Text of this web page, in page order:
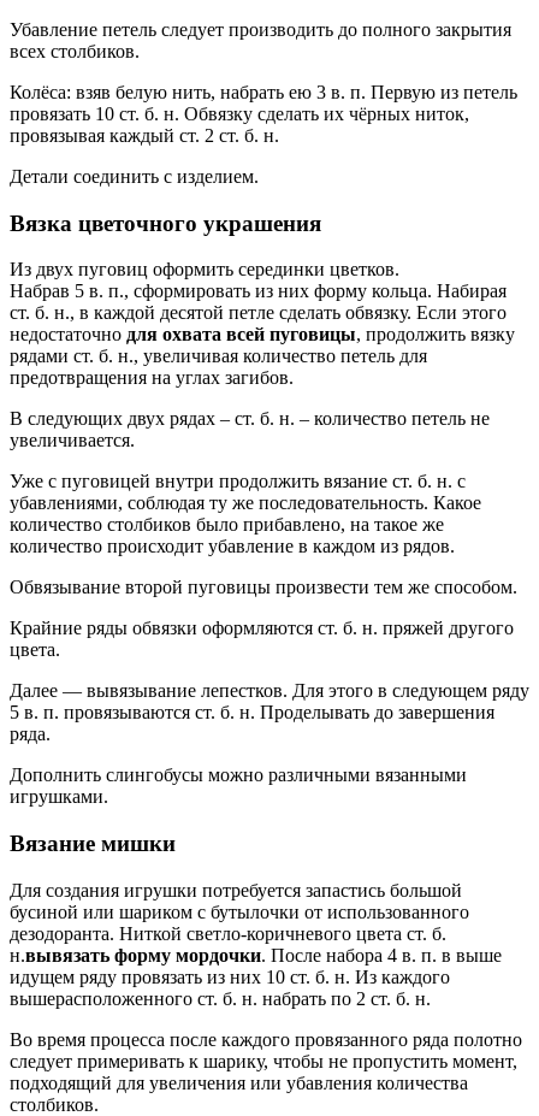
Убавление петель следует производить до полного закрытия
всех столбиков.
Колёса: взяв белую нить, набрать ею 3 в. п. Первую из петель
провязать 10 ст. б. н. Обвязку сделать их чёрных ниток,
провязывая каждый ст. 2 ст. б. н.
Детали соединить с изделием.
Вязка цветочного украшения
Из двух пуговиц оформить серединки цветков.
Набрав 5 в. п., сформировать из них форму кольца. Набирая
ст. б. н., в каждой десятой петле сделать обвязку. Если этого
недостаточно для охвата всей пуговицы, продолжить вязку
рядами ст. б. н., увеличивая количество петель для
предотвращения на углах загибов.
В следующих двух рядах – ст. б. н. – количество петель не
увеличивается.
Уже с пуговицей внутри продолжить вязание ст. б. н. с
убавлениями, соблюдая ту же последовательность. Какое
количество столбиков было прибавлено, на такое же
количество происходит убавление в каждом из рядов.
Обвязывание второй пуговицы произвести тем же способом.
Крайние ряды обвязки оформляются ст. б. н. пряжей другого
цвета.
Далее — вывязывание лепестков. Для этого в следующем ряду
5 в. п. провязываются ст. б. н. Проделывать до завершения
ряда.
Дополнить слингобусы можно различными вязанными
игрушками.
Вязание мишки
Для создания игрушки потребуется запастись большой
бусиной или шариком с бутылочки от использованного
дезодоранта. Ниткой светло-коричневого цвета ст. б.
н.вывязать форму мордочки. После набора 4 в. п. в выше
идущем ряду провязать из них 10 ст. б. н. Из каждого
вышерасположенного ст. б. н. набрать по 2 ст. б. н.
Во время процесса после каждого провязанного ряда полотно
следует примеривать к шарику, чтобы не пропустить момент,
подходящий для увеличения или убавления количества
столбиков.